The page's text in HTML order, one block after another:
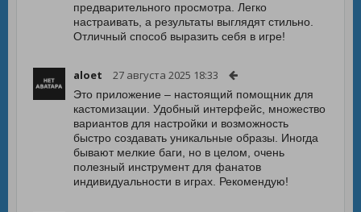
предварительного просмотра. Легко
настраивать, а результаты выглядят стильно.
Отличный способ выразить себя в игре!
aloet 27 августа 2025 18:33
Это приложение – настоящий помощник для
кастомизации. Удобный интерфейс, множество
вариантов для настройки и возможность
быстро создавать уникальные образы. Иногда
бывают мелкие баги, но в целом, очень
полезный инструмент для фанатов
индивидуальности в играх. Рекомендую!